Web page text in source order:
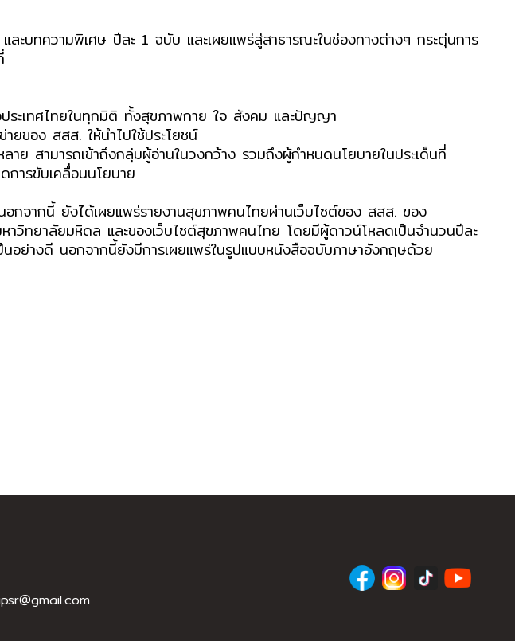
บทความพิเศษ ปีละ 1 ฉบับ และเผยแพร่สู่สาธารณะในช่องทางต่างๆ กระตุ่นการ
ระเทศไทยในทุกมิติ ทั้งสุขภาพกาย ใจ สังคม และปัญญา
ยของ สสส. ให้นำไปใช้ประโยชน์
ย สามารถเข้าถึงกลุ่มผู้อ่านในวงกว้าง รวมถึงผู้กำหนดนโยบายในประเด็นที่
ารขับเคลื่อนนโยบาย
กจากนี้ ยังได้เผยแพร่รายงานสุขภาพคนไทยผ่านเว็บไซต์ของ สสส. ของ
วิทยาลัยมหิดล และของเว็บไซต์สุขภาพคนไทย โดยมีผู้ดาวน์โหลดเป็นจำนวนปีละ
อย่างดี นอกจากนี้ยังมีการเผยแพร่ในรูปแบบหนังสือฉบับภาษาอังกฤษด้วย